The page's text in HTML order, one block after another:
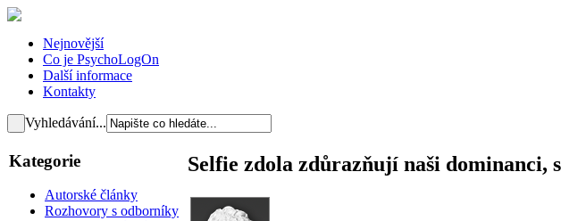
Nejnovější
Co je PsychoLogOn
Další informace
Kontakty
Vyhledávání...
Kategorie
Autorské články
Rozhovory s odborníky
Selfie zdola zdůrazňují naši dominanci,